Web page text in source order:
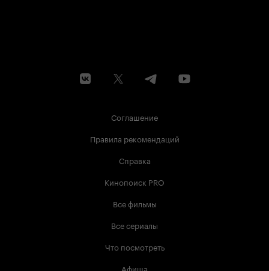
Соглашение
Правила рекомендаций
Справка
Кинопоиск PRO
Все фильмы
Все сериалы
Что посмотреть
Афиша